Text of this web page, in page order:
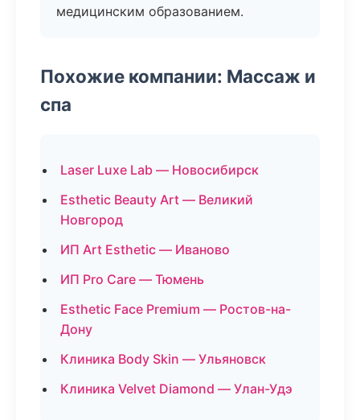
медицинским образованием.
Похожие компании: Массаж и
спа
Laser Luxe Lab — Новосибирск
Esthetic Beauty Art — Великий
Новгород
ИП Art Esthetic — Иваново
ИП Pro Care — Тюмень
Esthetic Face Premium — Ростов-на-
Дону
Клиника Body Skin — Ульяновск
Клиника Velvet Diamond — Улан-Удэ